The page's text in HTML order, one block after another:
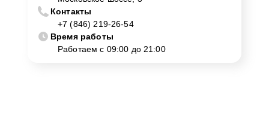
Контакты
+7 (846) 219-26-54
Время работы
Работаем с 09:00 до 21:00